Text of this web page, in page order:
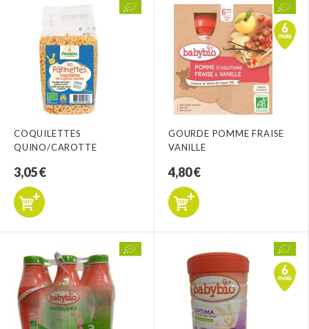
COQUILETTES
QUINO/CAROTTE
3,05 €
GOURDE POMME FRAISE
VANILLE
4,80 €